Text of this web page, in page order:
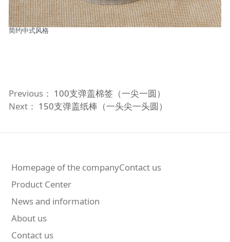
简约中式风格
Previous： 100支弹盖棉签（一尖一圆）
Next： 150支弹盖纸棒（一头尖一头圆）
Homepage of the companyContact us
Product Center
News and information
About us
Contact us